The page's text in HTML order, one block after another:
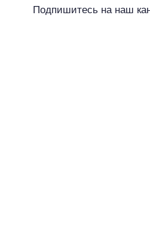
Подпишитесь на наш